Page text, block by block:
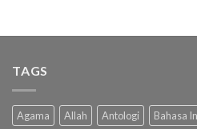
TAGS
Agama Allah Antologi Bahasa